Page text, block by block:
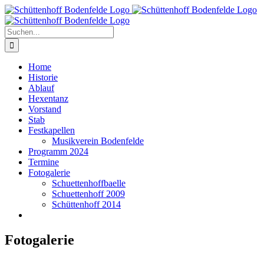
Zum
Inhalt
springen
Suche
nach:
Home
Historie
Ablauf
Hexentanz
Vorstand
Stab
Festkapellen
Musikverein Bodenfelde
Programm 2024
Termine
Fotogalerie
Schuettenhoffbaelle
Schuettenhoff 2009
Schüttenhoff 2014
Fotogalerie